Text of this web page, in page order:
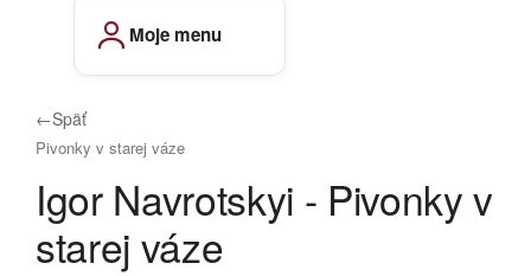
Moje menu
←Späť
Pivonky v starej váze
Igor Navrotskyi - Pivonky v
starej váze